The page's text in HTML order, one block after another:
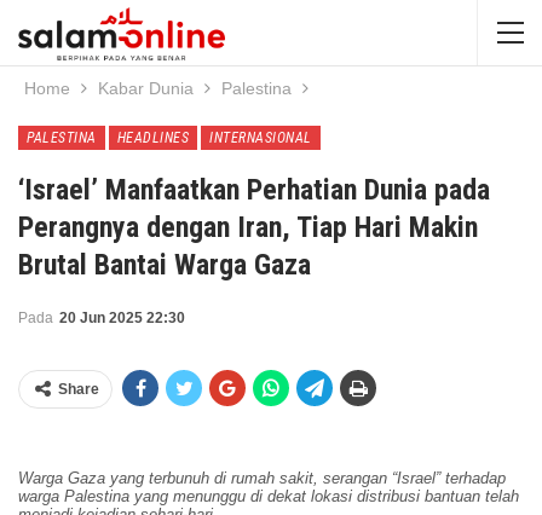
Home Kabar Dunia Palestina
PALESTINA HEADLINES INTERNASIONAL
‘Israel’ Manfaatkan Perhatian Dunia pada
Perangnya dengan Iran, Tiap Hari Makin
Brutal Bantai Warga Gaza
Pada 20 Jun 2025 22:30
Share
Warga Gaza yang terbunuh di rumah sakit, serangan “Israel” terhadap
warga Palestina yang menunggu di dekat lokasi distribusi bantuan telah